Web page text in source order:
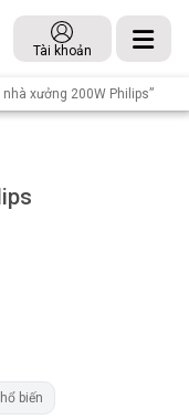
Tài khoản
xưởng 200W Philips”
biến